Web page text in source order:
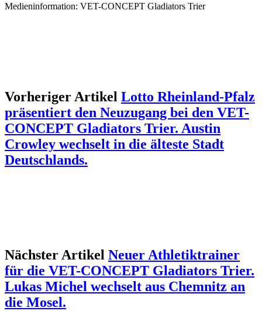
Medieninformation: VET-CONCEPT Gladiators Trier
Vorheriger Artikel Lotto Rheinland-Pfalz
präsentiert den Neuzugang bei den VET-
CONCEPT Gladiators Trier. Austin
Crowley wechselt in die älteste Stadt
Deutschlands.
Nächster Artikel Neuer Athletiktrainer
für die VET-CONCEPT Gladiators Trier.
Lukas Michel wechselt aus Chemnitz an
die Mosel.